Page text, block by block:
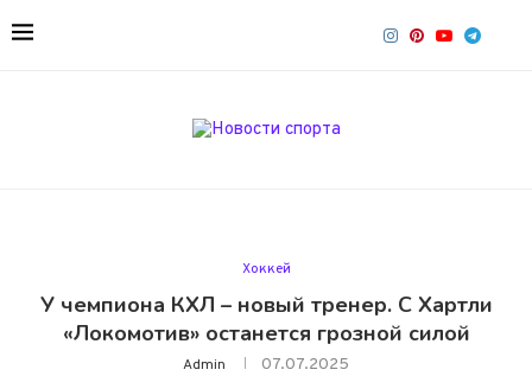
Хоккей
У чемпиона КХЛ – новый тренер. С Хартли
«Локомотив» останется грозной силой
Admin 07.07.2025